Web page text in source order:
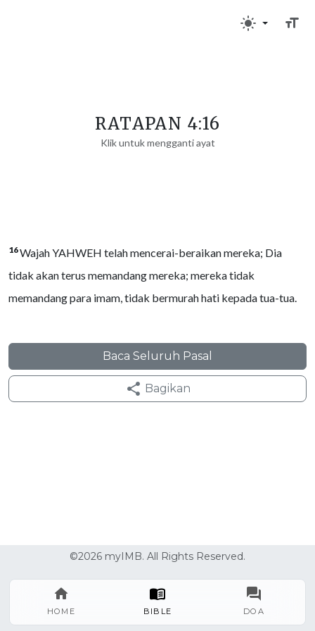
HOME BIBLE DOA
RATAPAN 4:16
Klik untuk mengganti ayat
16Wajah YAHWEH telah mencerai-beraikan mereka; Dia
tidak akan terus memandang mereka; mereka tidak
memandang para imam, tidak bermurah hati kepada tua-tua.
Baca Seluruh Pasal
Bagikan
©2026 myIMB. All Rights Reserved.